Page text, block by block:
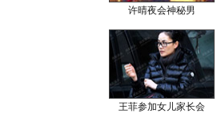
许晴夜会神秘男
王菲参加女儿家长会